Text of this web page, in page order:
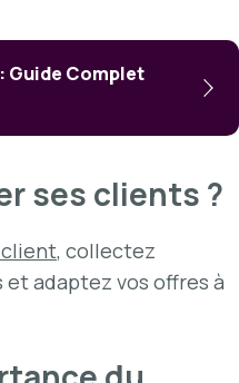
Guide Complet
ses clients ?
, collectez
adaptez vos offres à